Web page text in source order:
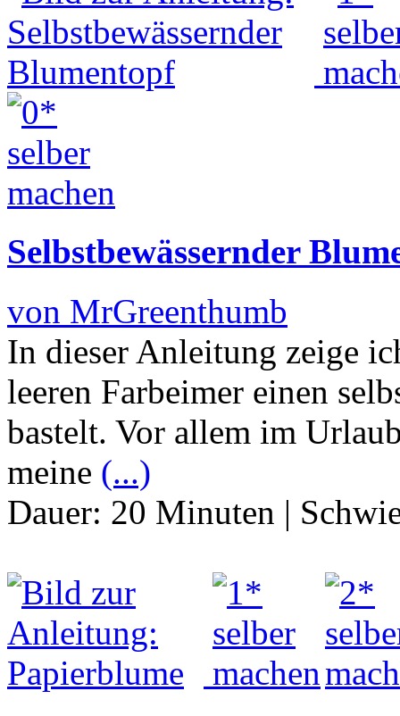
Selbstbewässernder
von MrGreenthumb
In dieser Anleitung zeige
leeren Farbeimer einen
bastelt. Vor allem im
meine (...)
Dauer: 20 Minuten |